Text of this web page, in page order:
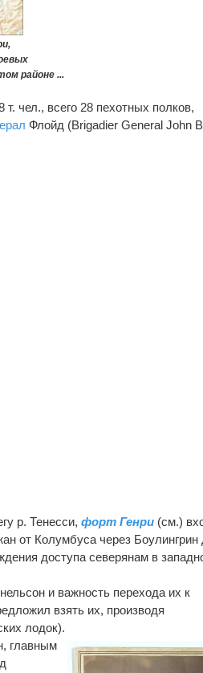
районе ...
чел., всего 28 пехотных полков,
Флойд (Brigadier General John
р. Тенесси,форт Генри (см.)
от Колумбуса через Боулингрин
доступа северянам в
и важность перехода их к
взять их, производя
лодок).
главным